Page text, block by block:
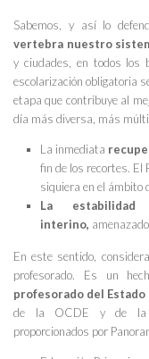
Sabemos, y así lo
vertebra nuestro
y ciudades, en todos los
escolarización obligatoria
etapa que contribuye al
día más diversa, más
La inmediata
fin de los recortes. El
siquiera en el ámbito
La
interino,
En este sentido,
profesorado. Es un
profesorado del
de la OCDE y de la
proporcionados por